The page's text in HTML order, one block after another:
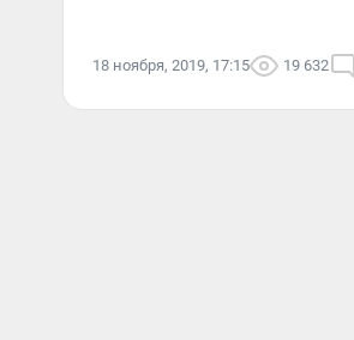
18 ноября, 2019, 17:15 19 632